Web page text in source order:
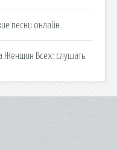
песни онлайн.
Женщин Всех: слушать.